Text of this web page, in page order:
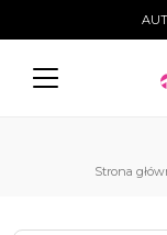
Kosmetyki
Strona